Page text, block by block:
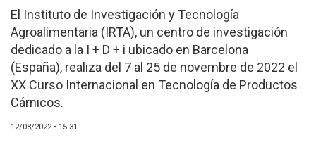
PROCESO
PRODUCTO
NUEVOS PRODUCTOS
MARKETPLACE
REVISTAS
REVISTAS
El Instituto de Investigación y Tecnología
Agroalimentaria (IRTA), un centro de investigación
dedicado a la I + D + i ubicado en Barcelona
(España), realiza del 7 al 25 de novembre de 2022 el
XX Curso Internacional en Tecnología de Productos
Cárnicos.
12/08/2022 • 15:31